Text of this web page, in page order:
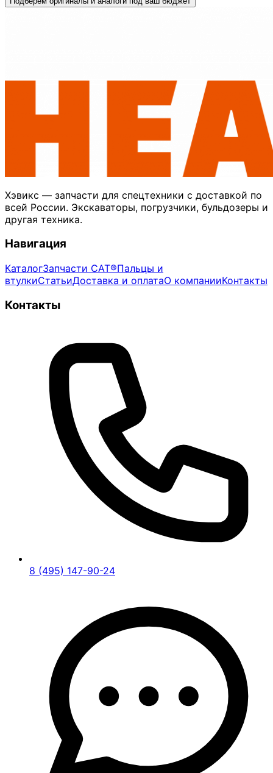
Хэвикс — запчасти для спецтехники с доставкой по
всей России. Экскаваторы, погрузчики, бульдозеры и
другая техника.
Навигация
КаталогЗапчасти CAT®Пальцы и
втулкиСтатьиДоставка и оплатаО компанииКонтакты
Контакты
8 (495) 147-90-24